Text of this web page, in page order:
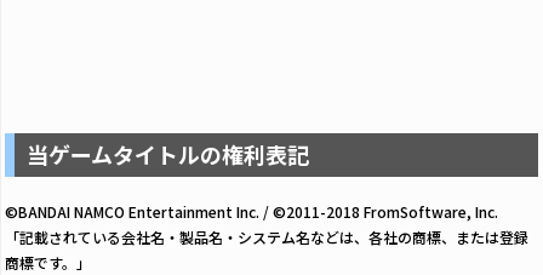
当ゲームタイトルの権利表記
©BANDAI NAMCO Entertainment Inc. / ©2011-2018 FromSoftware, Inc.
「記載されている会社名・製品名・システム名などは、各社の商標、または登録
商標です。」